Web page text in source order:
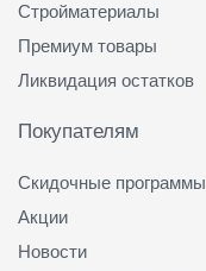
Стройматериалы
Премиум товары
Ликвидация остатков
Покупателям
Скидочные программы
Акции
Новости